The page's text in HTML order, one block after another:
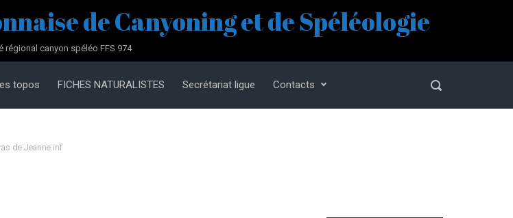
de Canyoning et de Spéléologie
régional canyon spéléo FFS 974
topos FICHES NATURALISTES Secrétariat ligue Contacts
de Jeanne inf